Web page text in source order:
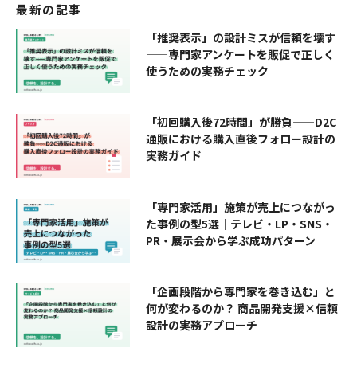
最新の記事
「推奨表示」の設計ミスが信頼を壊す
——専門家アンケートを販促で正しく
使うための実務チェック
「初回購入後72時間」が勝負——D2C
通販における購入直後フォロー設計の
実務ガイド
「専門家活用」施策が売上につながっ
た事例の型5選｜テレビ・LP・SNS・
PR・展示会から学ぶ成功パターン
「企画段階から専門家を巻き込む」と
何が変わるのか？ 商品開発支援×信頼
設計の実務アプローチ